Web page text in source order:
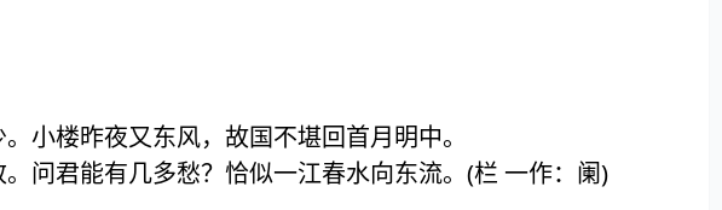
小楼昨夜又东风，故国不堪回首月明中。
问君能有几多愁？恰似一江春水向东流。(栏 一作：阑)